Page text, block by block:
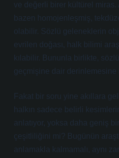
ve değerli birer kültürel
bazen homojenleşmiş,
olabilir. Sözlü geleneklerin
evrilen doğası, halk bilimi
kılabilir. Bununla birlikte,
geçmişine dair derinlemesine
Fakat bir soru yine akıllara
halkın sadece belirli
anlatıyor, yoksa daha geniş
çeşitliliğini mi? Bugünün
anlamakla kalmamalı, aynı